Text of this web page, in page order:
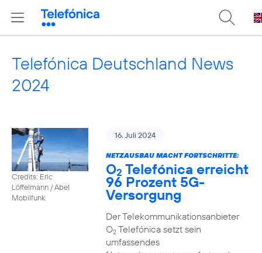
Telefónica Deutschland News
2024
Credits: Eric
Löffelmann / Abel
Mobilfunk
16. Juli 2024
NETZAUSBAU MACHT FORTSCHRITTE:
O2 Telefónica erreicht
96 Prozent 5G-
Versorgung
Der Telekommunikationsanbieter
O2Telefónica setzt sein
umfassendes